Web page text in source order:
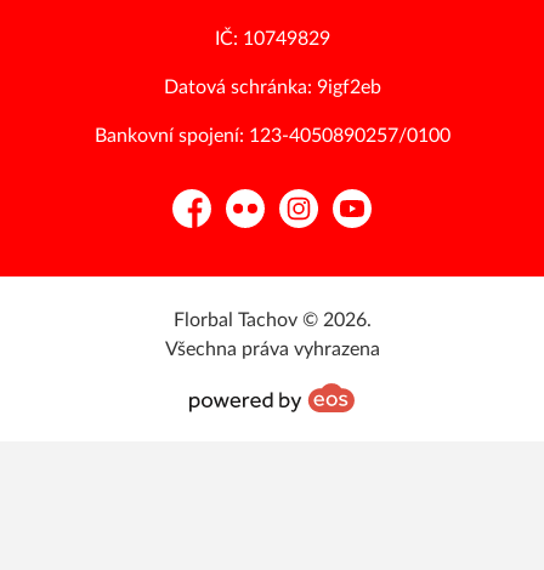
IČ: 10749829
Datová schránka: 9igf2eb
Bankovní spojení: 123-4050890257/0100
FacebookFlickr InstagramYouTube
Florbal Tachov © 2026.
Všechna práva vyhrazena